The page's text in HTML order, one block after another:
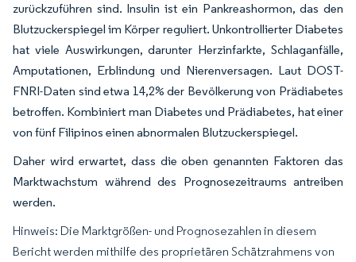
zurückzuführen sind. Insulin ist ein Pankreashormon, das den
Blutzuckerspiegel im Körper reguliert. Unkontrollierter Diabetes
hat viele Auswirkungen, darunter Herzinfarkte, Schlaganfälle,
Amputationen, Erblindung und Nierenversagen. Laut DOST-
FNRI-Daten sind etwa 14,2% der Bevölkerung von Prädiabetes
betroffen. Kombiniert man Diabetes und Prädiabetes, hat einer
von fünf Filipinos einen abnormalen Blutzuckerspiegel.
Daher wird erwartet, dass die oben genannten Faktoren das
Marktwachstum während des Prognosezeitraums antreiben
werden.
Hinweis: Die Marktgrößen- und Prognosezahlen in diesem
Bericht werden mithilfe des proprietären Schätzrahmens von